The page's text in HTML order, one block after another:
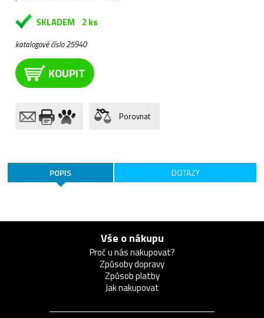
SKLADEM 2 ks
katalogové číslo 25940
KOUPIT
Porovnat
POPIS DOTAZY
Vše o nákupu
Proč u nás nakupovat?
Způsoby dopravy
Způsob platby
Jak nakupovat